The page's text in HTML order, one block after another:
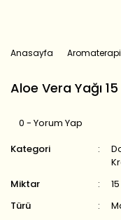
Anasayfa Aromaterapi
Aloe Vera Yağı
0 - Yorum Yap
Kategori
Miktar
Türü